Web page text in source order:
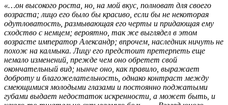
«…он высокого роста, но, на мой вкус, полноват для своего
возраста; лицо его было бы красиво, если бы не некоторая
одутловатость, размывающая его черты и придающая ему
сходство с немцем; вероятно, так же выглядел в этом
возрасте император Александр; впрочем, наследник ничуть не
похож на калмыка. Лицу его предстоит претерпеть еще
немало изменений, прежде чем оно обретет свой
окончательный вид; нынче оно, как правило, выражает
доброту и благожелательность, однако контраст между
смеющимися молодыми глазами и постоянно поджатыми
губами выдает недостаток искренности, а может быть, и